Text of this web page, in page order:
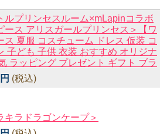
ルプリンセスルーム×mLapinコラボ
ース アリスガールプリンセス＞【ワ
ス 夏服 コスチューム ドレス 仮装 コ
子ども 子供 衣装 おすすめ オリジナ
ラッピング プレゼント ギフト ブラ
(税込)
キラドラゴンケープ＞